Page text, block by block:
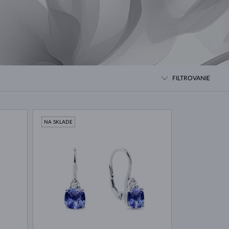
BIELE ZLATO
RUŽOVÉ ZLATO
BIELE ZLATO
FILTROVANIE
NA SKLADE